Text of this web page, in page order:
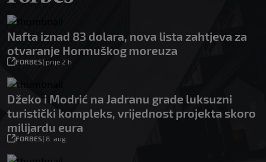
Nafta iznad 83 dolara, nova lista zahtjeva za
otvaranje Hormuškog moreuza
FORBES| prije 2 h
Džeko i Modrić na Jadranu grade luksuzni
turistički kompleks, vrijednost projekta skoro
milijardu eura
FORBES| 8. aug.